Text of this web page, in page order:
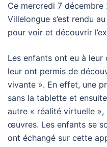
Ce mercredi 7 décembre
Villelongue s’est rendu
pour voir et découvrir
Les enfants ont eu à
leur ont permis de
vivante ». En effet, une
sans la tablette et
autre « réalité virtuelle
œuvres. Les enfants se
ont échangé sur cette